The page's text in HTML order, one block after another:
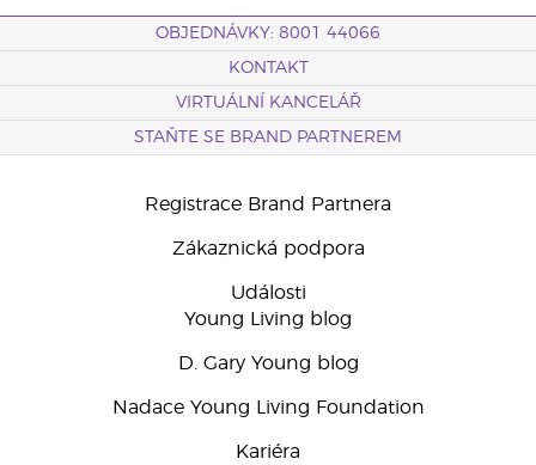
OBJEDNÁVKY: 8001 44066
KONTAKT
VIRTUÁLNÍ KANCELÁŘ
STAŇTE SE BRAND PARTNEREM
Registrace Brand Partnera
Zákaznická podpora
Události
Young Living blog
D. Gary Young blog
Nadace Young Living Foundation
Kariéra